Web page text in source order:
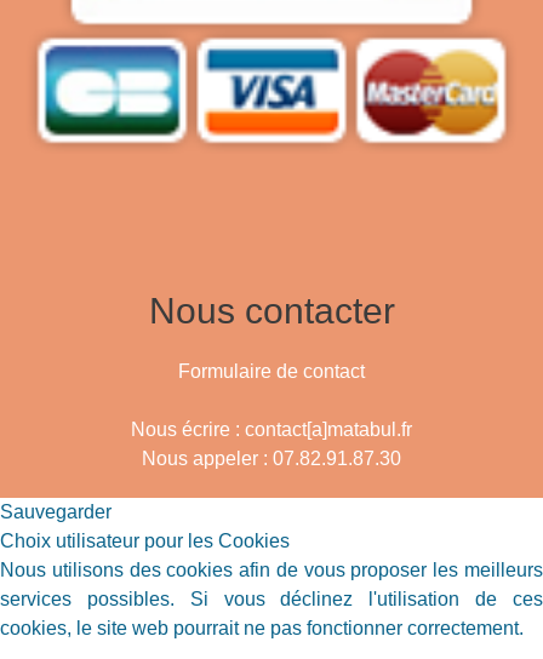
Nous contacter
Formulaire de contact
Nous écrire : contact[a]matabul.fr
Nous appeler : 07.82.91.87.30
Sauvegarder
Choix utilisateur pour les Cookies
Nous utilisons des cookies afin de vous proposer les meilleurs
services possibles. Si vous déclinez l'utilisation de ces
cookies, le site web pourrait ne pas fonctionner correctement.